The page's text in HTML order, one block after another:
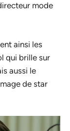
mode
ainsi les
qui brille sur
aussi le
de star